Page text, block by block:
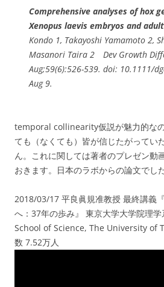
Comprehensive analyses of hox
Xenopus laevis embryos and
Kondo 1, Takayoshi Yamamoto 2,
Masanori Taira 2 Dev Growth
Aug;59(6):526-539. doi: 10.1111/
Aug 9.
temporal collinearity仮説が魅力的な
ても（なくても）皆が信じたがってい
ん。これに関しては著者のプレゼン動
おきます。日本のラボからの論文でした
2018/03/17 平良眞規准教授 最終講義
へ：37年の歩み』 東京大学大学院理
School of Science, The University of
数 7.52万人